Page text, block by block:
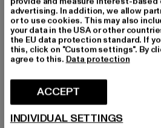
advertising. In addition, we allow
or to use cookies. This may also
your data in the USA or other
the EU data protection standard. If
this, click on "Custom settings". By
agree to this. Data protection
ACCEPT
INDIVIDUAL SETTINGS